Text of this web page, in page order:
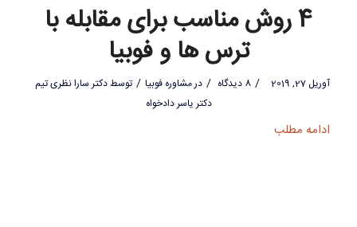
4 روش مناسب برای مقابله با
ترس ها و فوبیا
آوریل 27, 2019 / 8 دیدگاه / درمشاوره فوبیا / توسطدکتر سارا نظری تیم
دکتر یاسر دادخواه
ادامه مطلب